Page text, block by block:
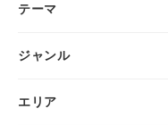
テーマ
ジャンル
エリア